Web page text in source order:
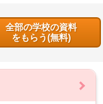
全部の学校の資料
をもらう(無料)